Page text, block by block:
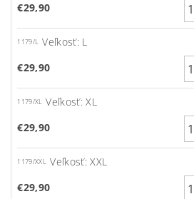
€29,90
1179/L Veľkosť: L
€29,90
1179/XL Veľkosť: XL
€29,90
1179/XXL Veľkosť: XXL
€29,90